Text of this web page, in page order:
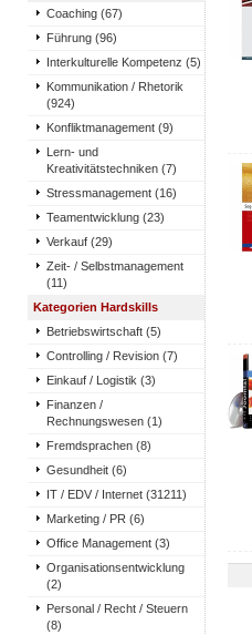
Coaching (67)
Führung (96)
Interkulturelle Kompetenz (5)
Kommunikation / Rhetorik
(924)
Konfliktmanagement (9)
Lern- und
Kreativitätstechniken (7)
Stressmanagement (16)
Teamentwicklung (23)
Verkauf (29)
Zeit- / Selbstmanagement
(11)
Kategorien Hardskills
Betriebswirtschaft (5)
Controlling / Revision (7)
Einkauf / Logistik (3)
Finanzen /
Rechnungswesen (1)
Fremdsprachen (8)
Gesundheit (6)
IT / EDV / Internet (31211)
Marketing / PR (6)
Office Management (3)
Organisationsentwicklung
(2)
Personal / Recht / Steuern
(8)